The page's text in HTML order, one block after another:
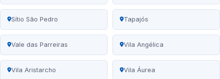
Sítio São Pedro Tapajós
Vale das Parreiras Vila Angélica
Vila Aristarcho Vila Áurea